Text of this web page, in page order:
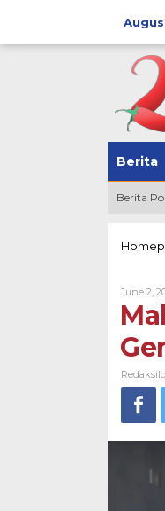
Berita
Berita
June 2,